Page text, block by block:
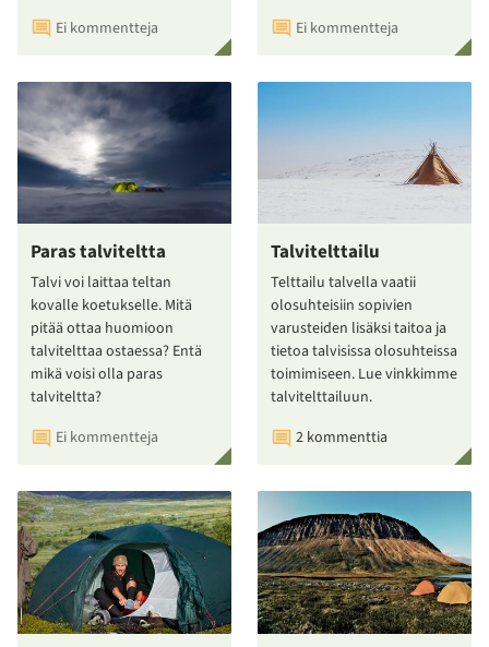
Ei kommentteja
Ei kommentteja
Paras talviteltta
Talvi voi laittaa teltan
kovalle koetukselle. Mitä
pitää ottaa huomioon
talvitelttaa ostaessa? Entä
mikä voisi olla paras
talviteltta?
Ei kommentteja
Talvitelttailu
Telttailu talvella vaatii
olosuhteisiin sopivien
varusteiden lisäksi taitoa ja
tietoa talvisissa olosuhteissa
toimimiseen. Lue vinkkimme
talvitelttailuun.
2 kommenttia